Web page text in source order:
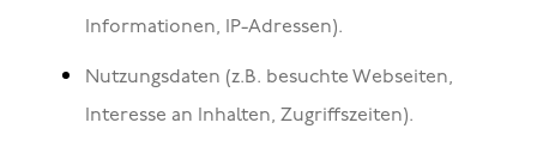
Informationen, IP-Adressen).
Nutzungsdaten (z.B. besuchte Webseiten,
Interesse an Inhalten, Zugriffszeiten).